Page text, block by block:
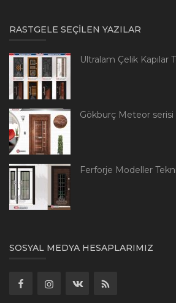
RASTGELE SEÇILEN YAZILAR
Ultralam Çelik Kapılar
Gökburç Meteor serisi
Ferforje Modeller
SOSYAL MEDYA HESAPLARIMIZ